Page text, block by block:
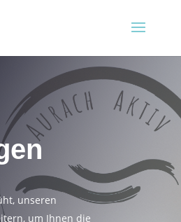
unseren
um Ihnen die